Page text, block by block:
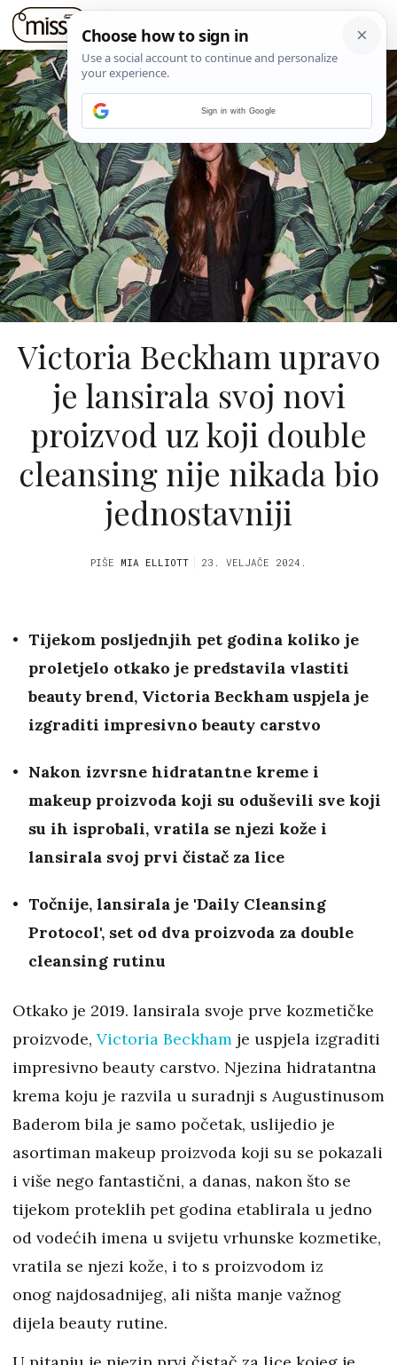
Victoria Beckham upravo
je lansirala svoj novi
proizvod uz koji double
cleansing nije nikada bio
jednostavniji
PIŠE MIA ELLIOTT 23. VELJAČE 2024.
Tijekom posljednjih pet godina koliko je
proletjelo otkako je predstavila vlastiti
beauty brend, Victoria Beckham uspjela je
izgraditi impresivno beauty carstvo
Nakon izvrsne hidratantne kreme i
makeup proizvoda koji su oduševili sve koji
su ih isprobali, vratila se njezi kože i
lansirala svoj prvi čistač za lice
Točnije, lansirala je 'Daily Cleansing
Protocol', set od dva proizvoda za double
cleansing rutinu
Otkako je 2019. lansirala svoje prve kozmetičke
proizvode, Victoria Beckham je uspjela izgraditi
impresivno beauty carstvo. Njezina hidratantna
krema koju je razvila u suradnji s Augustinusom
Baderom bila je samo početak, uslijedio je
asortiman makeup proizvoda koji su se pokazali
i više nego fantastični, a danas, nakon što se
tijekom proteklih pet godina etablirala u jedno
od vodećih imena u svijetu vrhunske kozmetike,
vratila se njezi kože, i to s proizvodom iz
onog najdosadnijeg, ali ništa manje važnog
dijela beauty rutine.
Sign in with Google